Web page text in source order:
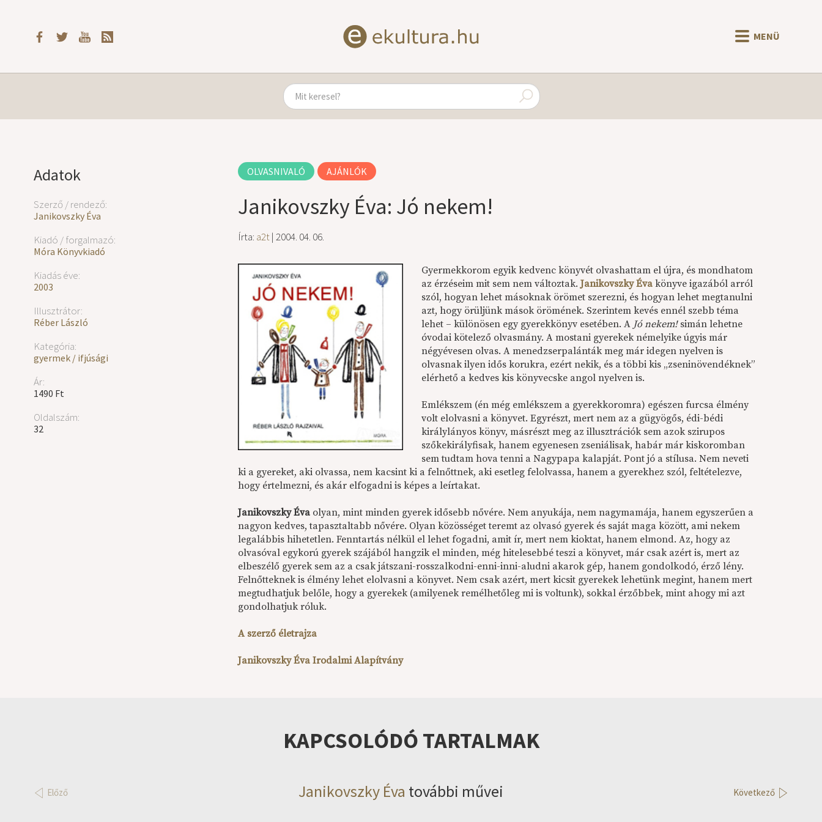
MENÜ
Adatok
Szerző / rendező:
Janikovszky Éva
Kiadó / forgalmazó:
Móra Könyvkiadó
Kiadás éve:
2003
Illusztrátor:
Réber László
Kategória:
gyermek / ifjúsági
Ár:
1490 Ft
Oldalszám:
32
OLVASNIVALÓ AJÁNLÓK
Janikovszky Éva: Jó nekem!
Írta: a2t| 2004. 04. 06.
Gyermekkorom egyik kedvenc könyvét olvashattam el újra, és mondhatom
az érzéseim mit sem nem változtak.Janikovszky Éva könyve igazából arról
szól, hogyan lehet másoknak örömet szerezni, és hogyan lehet megtanulni
azt, hogy örüljünk mások örömének. Szerintem kevés ennél szebb téma
lehet – különösen egy gyerekkönyv esetében. A Jó nekem! simán lehetne
óvodai kötelező olvasmány. A mostani gyerekek némelyike úgyis már
négyévesen olvas. A menedzserpalánták meg már idegen nyelven is
olvasnak ilyen idős korukra, ezért nekik, és a többi kis „zseninövendéknek”
elérhető a kedves kis könyvecske angol nyelven is.
Emlékszem (én még emlékszem a gyerekkoromra) egészen furcsa élmény
volt elolvasni a könyvet. Egyrészt, mert nem az a gügyögős, édi-bédi
királylányos könyv, másrészt meg az illusztrációk sem azok szirupos
szőkekirályfisak, hanem egyenesen zseniálisak, habár már kiskoromban
sem tudtam hova tenni a Nagypapa kalapját. Pont jó a stílusa. Nem neveti
ki a gyereket, aki olvassa, nem kacsint ki a felnőttnek, aki esetleg felolvassa, hanem a gyerekhez szól, feltételezve,
hogy értelmezni, és akár elfogadni is képes a leírtakat.
Janikovszky Éva olyan, mint minden gyerek idősebb nővére. Nem anyukája, nem nagymamája, hanem egyszerűen a
nagyon kedves, tapasztaltabb nővére. Olyan közösséget teremt az olvasó gyerek és saját maga között, ami nekem
legalábbis hihetetlen. Fenntartás nélkül el lehet fogadni, amit ír, mert nem kioktat, hanem elmond. Az, hogy az
olvasóval egykorú gyerek szájából hangzik el minden, még hitelesebbé teszi a könyvet, már csak azért is, mert az
elbeszélő gyerek sem az a csak játszani-rosszalkodni-enni-inni-aludni akarok gép, hanem gondolkodó, érző lény.
Felnőtteknek is élmény lehet elolvasni a könyvet. Nem csak azért, mert kicsit gyerekek lehetünk megint, hanem mert
megtudhatjuk belőle, hogy a gyerekek (amilyenek remélhetőleg mi is voltunk), sokkal érzőbbek, mint ahogy mi azt
gondolhatjuk róluk.
A szerző életrajza
Janikovszky Éva Irodalmi Alapítvány
KAPCSOLÓDÓ TARTALMAK
Előző Janikovszky Éva további művei Következő